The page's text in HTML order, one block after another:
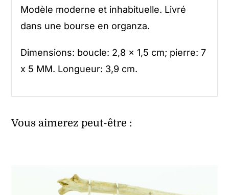
Modèle moderne et inhabituelle. Livré
dans une bourse en organza.
Dimensions: boucle: 2,8 x 1,5 cm; pierre: 7
x 5 MM. Longueur: 3,9 cm.
Vous aimerez peut-être :